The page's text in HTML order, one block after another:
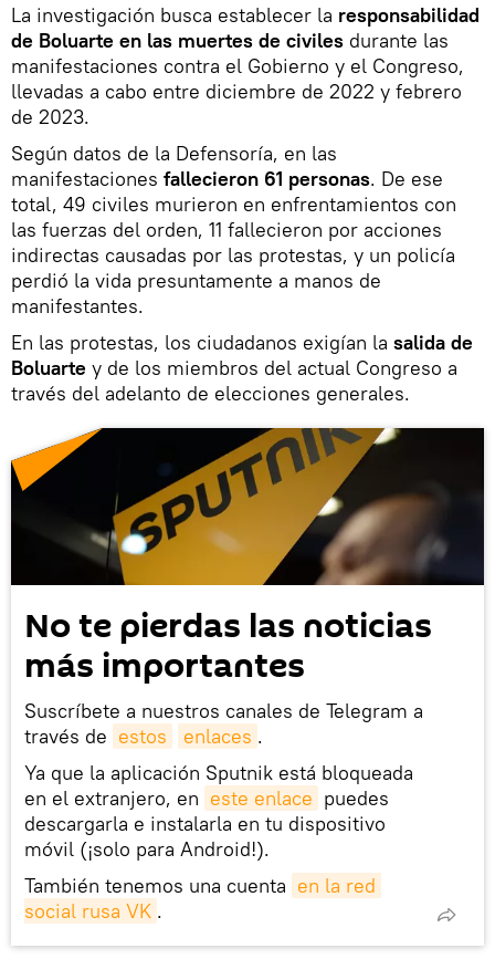
La investigación busca establecer la responsabilidad
de Boluarte en las muertes de civiles durante las
manifestaciones contra el Gobierno y el Congreso,
llevadas a cabo entre diciembre de 2022 y febrero
de 2023.
Según datos de la Defensoría, en las
manifestaciones fallecieron 61 personas. De ese
total, 49 civiles murieron en enfrentamientos con
las fuerzas del orden, 11 fallecieron por acciones
indirectas causadas por las protestas, y un policía
perdió la vida presuntamente a manos de
manifestantes.
En las protestas, los ciudadanos exigían la salida de
Boluarte y de los miembros del actual Congreso a
través del adelanto de elecciones generales.
No te pierdas las noticias
más importantes
Suscríbete a nuestros canales de Telegram a
través de estos enlaces .
Ya que la aplicación Sputnik está bloqueada
en el extranjero, en este enlace puedes
descargarla e instalarla en tu dispositivo
móvil (¡solo para Android!).
También tenemos una cuenta en la red
social rusa VK .